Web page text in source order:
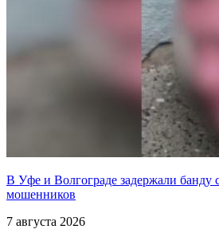
В Уфе и Волгограде задержали банду
мошенников
7 августа 2026